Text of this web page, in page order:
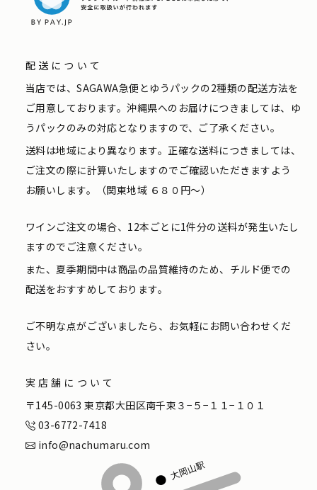
配送について
当店では、SAGAWA急便とゆうパックの2種類の配送方法を
ご用意しております。沖縄県へのお届けにつきましては、ゆ
うパックのみの対応となりますので、ご了承ください。
送料は地域により異なります。正確な送料につきましては、
ご注文の際に計算いたしますのでご確認いただきますよう
お願いします。（関東地域 ６８０円〜）
ワインご注文の場合、12本ごとに1件分の送料が発生いたし
ますのでご注意ください。
また、夏季期間中は商品の品質維持のため、チルド便での
配送をおすすめしております。
ご不明な点がございましたら、お気軽にお問い合わせくだ
さい。
実店舗について
〒145-0063 東京都大田区南千束３−５−１１−１０１
03-6772-7418
info@nachumaru.com